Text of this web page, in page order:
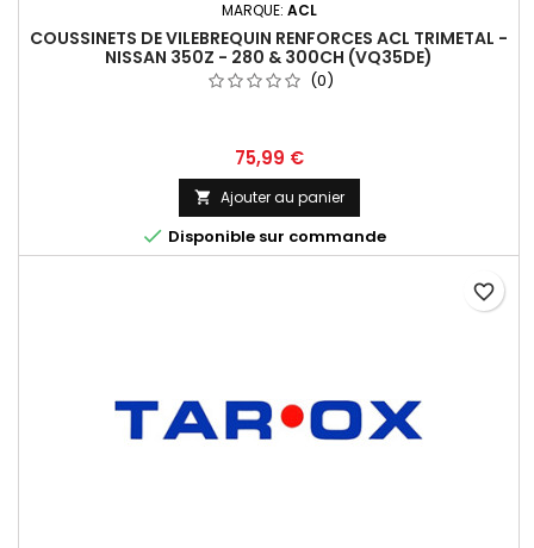
MARQUE: ACL
COUSSINETS DE VILEBREQUIN RENFORCES ACL TRIMETAL -
NISSAN 350Z - 280 & 300CH (VQ35DE)
(0)
Prix
75,99 €
 Ajouter au panier
 Disponible sur commande
favorite_border